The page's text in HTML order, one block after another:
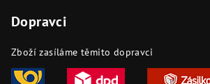
Dopravci
Zboží zasíláme těmito dopravci